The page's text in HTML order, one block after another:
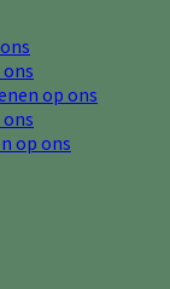
op ons
op ons